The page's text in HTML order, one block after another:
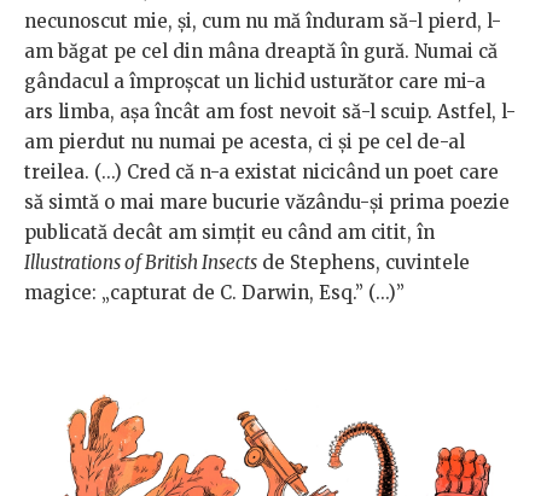
necunoscut mie, şi, cum nu mă înduram să-l pierd, l-
am băgat pe cel din mâna dreaptă în gură. Numai că
gândacul a împroşcat un lichid usturător care mi-a
ars limba, aşa încât am fost nevoit să-l scuip. Astfel, l-
am pierdut nu numai pe acesta, ci şi pe cel de-al
treilea. (...) Cred că n-a existat nicicând un poet care
să simtă o mai mare bucurie văzându-şi prima poezie
publicată decât am simţit eu când am citit, în
Illustrations of British Insects de Stephens, cuvintele
magice: „capturat de C. Darwin, Esq.” (...)”